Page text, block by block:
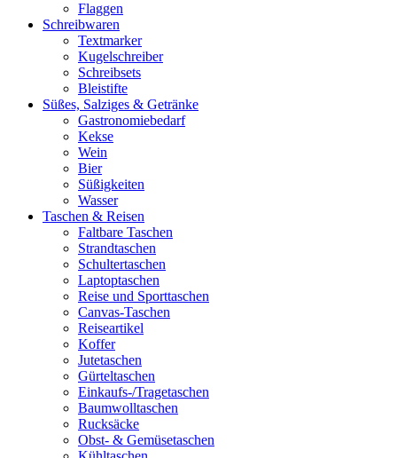
Flaggen
Schreibwaren
Textmarker
Kugelschreiber
Schreibsets
Bleistifte
Süßes, Salziges & Getränke
Gastronomiebedarf
Kekse
Wein
Bier
Süßigkeiten
Wasser
Taschen & Reisen
Faltbare Taschen
Strandtaschen
Schultertaschen
Laptoptaschen
Reise und Sporttaschen
Canvas-Taschen
Reiseartikel
Koffer
Jutetaschen
Gürteltaschen
Einkaufs-/Tragetaschen
Baumwolltaschen
Rucksäcke
Obst- & Gemüsetaschen